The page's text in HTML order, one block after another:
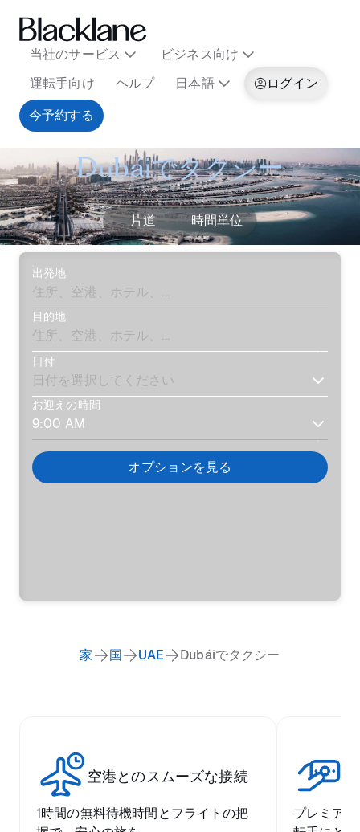
当社のサービス
ビジネス向け
運転手向け
ヘルプ 日本語
ログイン
今予約する
Dubáiでタクシー
片道 時間単位
出発地
目的地
日付
お迎えの時間
オプションを見る
家 国 UAE Dubáiでタクシー
空港とのスムーズな接続
1時間の無料待機時間とフライトの把
プレミア